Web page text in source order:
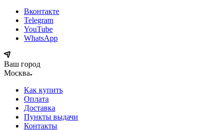
Вконтакте
Telegram
YouTube
WhatsApp
Ваш город
Москва
Как купить
Оплата
Доставка
Пункты выдачи
Контакты